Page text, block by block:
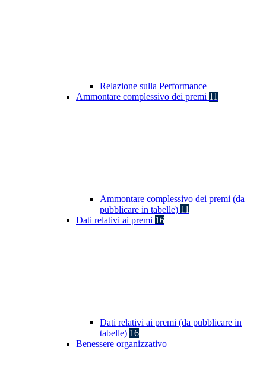
Relazione sulla Performance
Ammontare complessivo dei premi 11
Ammontare complessivo dei premi (da
pubblicare in tabelle) 11
Dati relativi ai premi 16
Dati relativi ai premi (da pubblicare in
tabelle) 16
Benessere organizzativo